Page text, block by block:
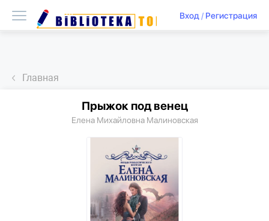
Вход/ Регистрация
Главная
Прыжок под венец
Елена Михайловна Малиновская